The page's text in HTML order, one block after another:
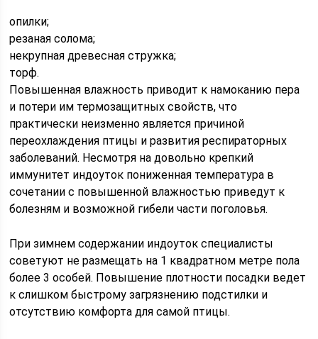
опилки;
резаная солома;
некрупная древесная стружка;
торф.
Повышенная влажность приводит к намоканию пера
и потери им термозащитных свойств, что
практически неизменно является причиной
переохлаждения птицы и развития респираторных
заболеваний. Несмотря на довольно крепкий
иммунитет индоуток пониженная температура в
сочетании с повышенной влажностью приведут к
болезням и возможной гибели части поголовья.
При зимнем содержании индоуток специалисты
советуют не размещать на 1 квадратном метре пола
более 3 особей. Повышение плотности посадки ведет
к слишком быстрому загрязнению подстилки и
отсутствию комфорта для самой птицы.